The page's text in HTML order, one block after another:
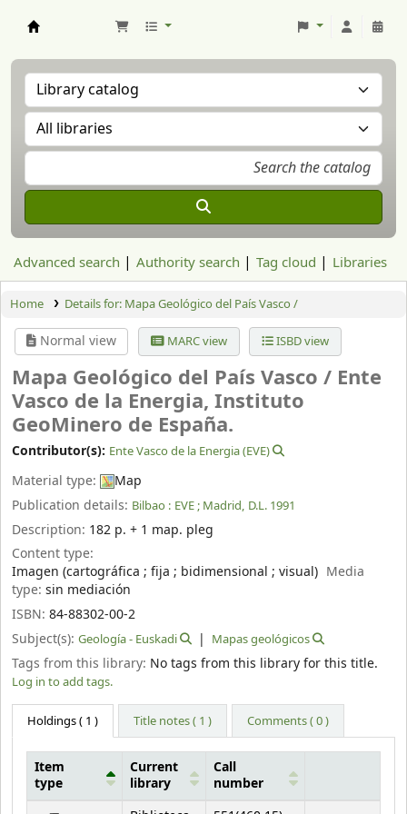
Advanced search Authority search Tag cloud Libraries
Home Details for: Mapa Geológico del País Vasco /
Normal view MARC view ISBD view
Mapa Geológico del País Vasco / Ente
Vasco de la Energia, Instituto
GeoMinero de España.
Contributor(s): Ente Vasco de la Energia (EVE)
Material type:
Map
Publication details: Bilbao : EVE ; Madrid, D.L. 1991
Description: 182 p. + 1 map. pleg
Content type:
Imagen (cartográfica ; fija ; bidimensional ; visual) Media
type: sin mediación
ISBN: 84-88302-00-2
Subject(s): Geología - Euskadi Mapas geológicos
Tags from this library: No tags from this library for this title.
Log in to add tags.
Holdings( 1 ) Title notes ( 1 ) Comments ( 0 )
Holdings
Item
type
Current
library
Call
number